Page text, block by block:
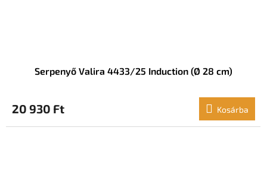
Serpenyő Valira 4433/25 Induction (Ø 28 cm)
20 930 Ft Kosárba